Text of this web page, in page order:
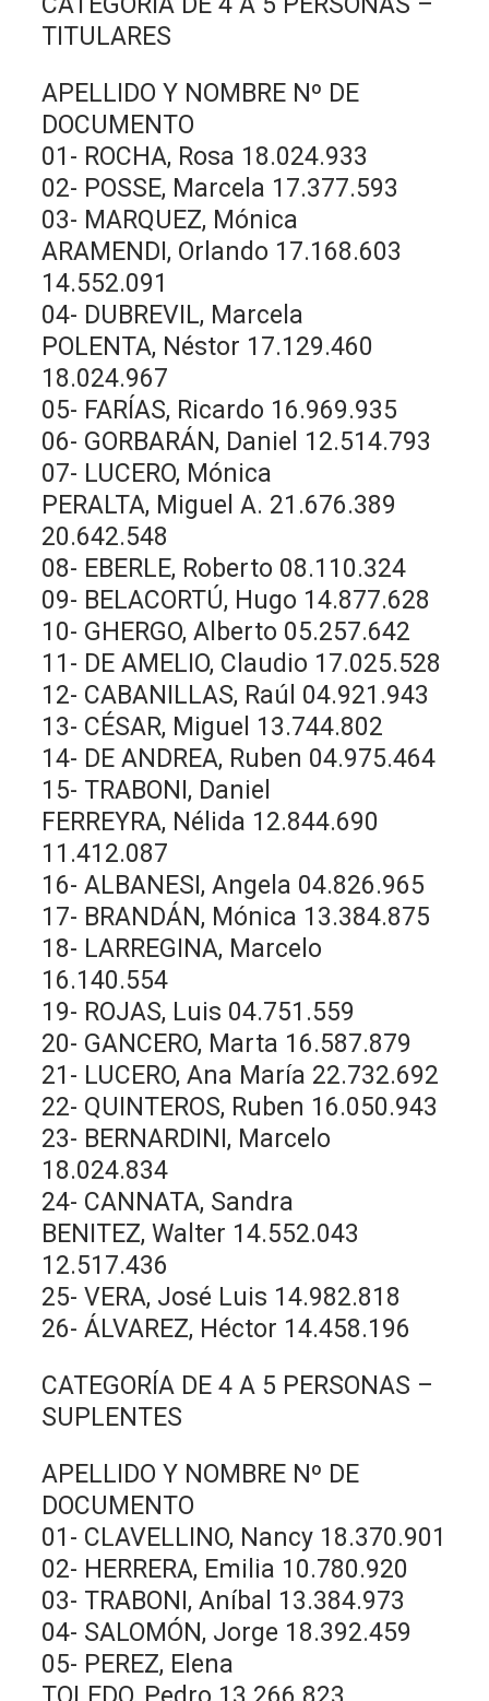
TITULARES
APELLIDO Y NOMBRE Nº DE
DOCUMENTO
01- ROCHA, Rosa 18.024.933
02- POSSE, Marcela 17.377.593
03- MARQUEZ, Mónica
ARAMENDI, Orlando 17.168.603
14.552.091
04- DUBREVIL, Marcela
POLENTA, Néstor 17.129.460
18.024.967
05- FARÍAS, Ricardo 16.969.935
06- GORBARÁN, Daniel 12.514.793
07- LUCERO, Mónica
PERALTA, Miguel A. 21.676.389
20.642.548
08- EBERLE, Roberto 08.110.324
09- BELACORTÚ, Hugo 14.877.628
10- GHERGO, Alberto 05.257.642
11- DE AMELIO, Claudio 17.025.528
12- CABANILLAS, Raúl 04.921.943
13- CÉSAR, Miguel 13.744.802
14- DE ANDREA, Ruben 04.975.464
15- TRABONI, Daniel
FERREYRA, Nélida 12.844.690
11.412.087
16- ALBANESI, Angela 04.826.965
17- BRANDÁN, Mónica 13.384.875
18- LARREGINA, Marcelo
16.140.554
19- ROJAS, Luis 04.751.559
20- GANCERO, Marta 16.587.879
21- LUCERO, Ana María 22.732.692
22- QUINTEROS, Ruben 16.050.943
23- BERNARDINI, Marcelo
18.024.834
24- CANNATA, Sandra
BENITEZ, Walter 14.552.043
12.517.436
25- VERA, José Luis 14.982.818
26- ÁLVAREZ, Héctor 14.458.196
CATEGORÍA DE 4 A 5 PERSONAS –
SUPLENTES
APELLIDO Y NOMBRE Nº DE
DOCUMENTO
01- CLAVELLINO, Nancy 18.370.901
02- HERRERA, Emilia 10.780.920
03- TRABONI, Aníbal 13.384.973
04- SALOMÓN, Jorge 18.392.459
05- PEREZ, Elena